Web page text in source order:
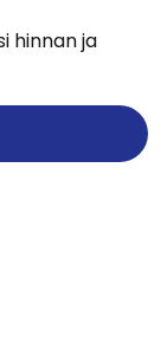
hinnan ja